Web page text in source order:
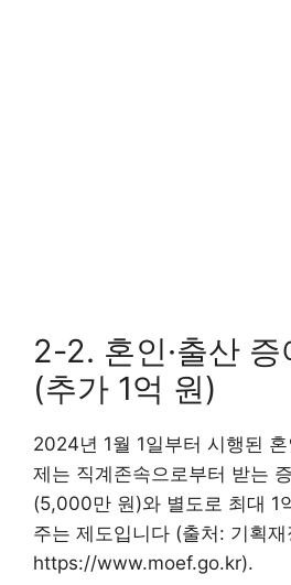
2-2. 혼인·출산
(추가 1억 원)
2024년 1월 1일부터 시행된
제는 직계존속으로부터 받는
(5,000만 원)와 별도로 최대 1
주는 제도입니다 (출처: 기획
https://www.moef.go.kr).